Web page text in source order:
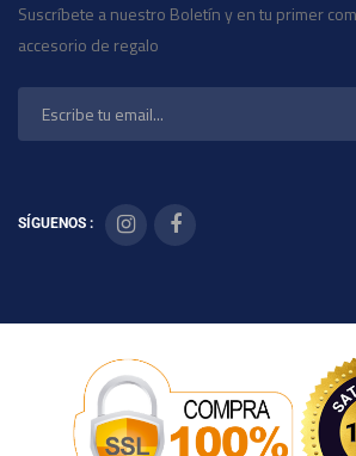
Suscríbete a nuestro Boletín y en tu primer
accesorio de regalo
SÍGUENOS :